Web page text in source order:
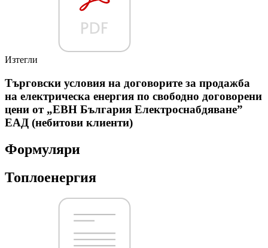
Изтегли
Търговски условия на договорите за продажба
на електрическа енергия по свободно договорени
цени от „ЕВН България Електроснабдяване”
ЕАД (небитови клиенти)
Формуляри
Топлоенергия